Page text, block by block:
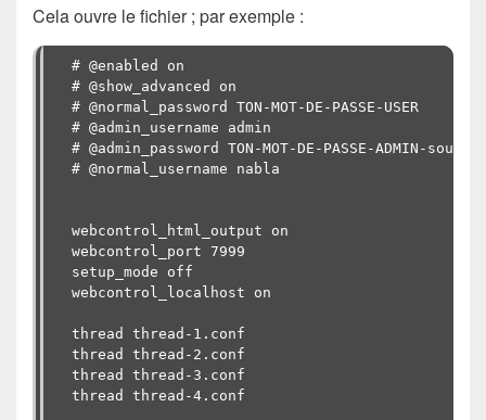
Cela ouvre le fichier ; par exemple :
# @enabled on
# @show_advanced on
# @normal_password TON-MOT-DE-PASSE-USER
# @admin_username admin
# @admin_password TON-MOT-DE-PASSE-ADMIN-
# @normal_username nabla
webcontrol_html_output on
webcontrol_port 7999
setup_mode off
webcontrol_localhost on
thread thread-1.conf
thread thread-2.conf
thread thread-3.conf
thread thread-4.conf